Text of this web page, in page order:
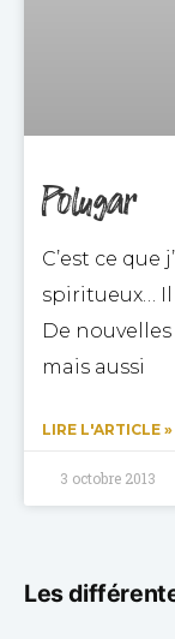
Polugar
C’est ce que
spiritueux…
De
mais aussi
LIRE L'ARTICLE »
3 octobre 2013
Les